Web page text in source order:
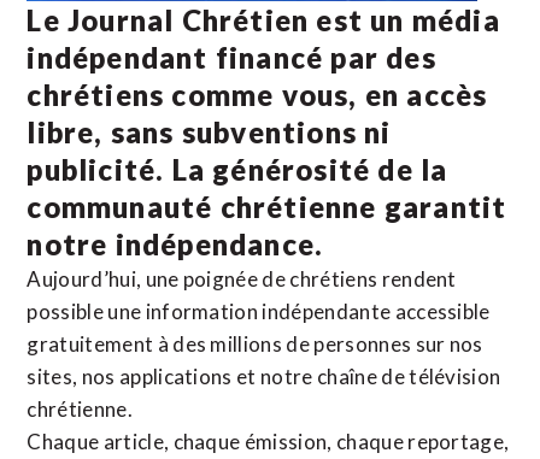
Le Journal Chrétien est un média
indépendant financé par des
chrétiens comme vous, en accès
libre, sans subventions ni
publicité. La générosité de la
communauté chrétienne garantit
notre indépendance.
Aujourd’hui, une poignée de chrétiens rendent
possible une information indépendante accessible
gratuitement à des millions de personnes sur nos
sites, nos applications et notre chaîne de télévision
chrétienne.
Chaque article, chaque émission, chaque reportage,